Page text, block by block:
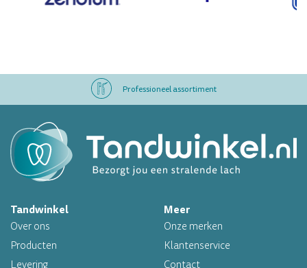
Altijd op voorraad
Altijd op voorraad
Op werkdagen voor 16.00 uur besteld, morgen in huis
Tandwinkel
Over ons
Producten
Levering
Meer
Onze merken
Klantenservice
Contact